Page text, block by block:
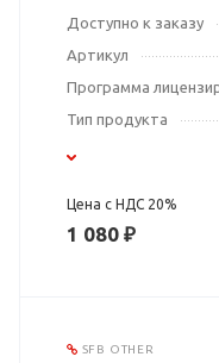
Доступно к заказу
Артикул
Программа
Тип продукта
Цена с НДС 20%
1 080 ₽
SFB OTHER